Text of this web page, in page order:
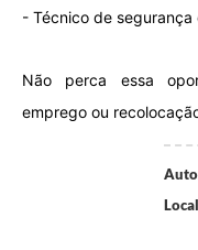
- Técnico de
Não perca essa
emprego ou